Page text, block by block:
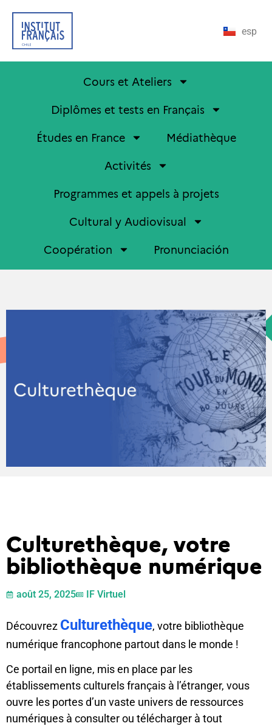
esp
Cours et Ateliers
Diplômes et tests en Français
Études en France
Médiathèque
Activités
Programmes et appels à projets
Cultural y Audiovisual
Coopération
Pronunciación
Culturethèque, votre
bibliothèque numérique
août 25, 2025 IF Virtuel
Découvrez Culturethèque, votre bibliothèque
numérique francophone partout dans le monde !
Ce portail en ligne, mis en place par les
établissements culturels français à l’étranger, vous
ouvre les portes d’un vaste univers de ressources
numériques à consulter ou télécharger à tout